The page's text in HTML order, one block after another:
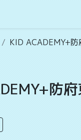
KID ACADEMY+防
防